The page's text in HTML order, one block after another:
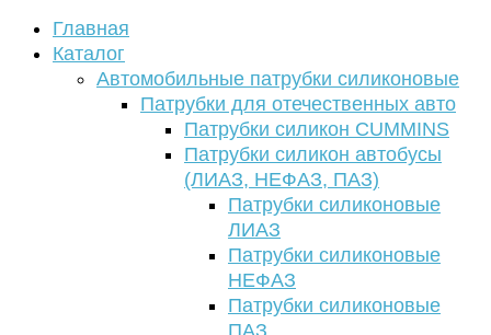
Главная
Каталог
Автомобильные патрубки силиконовые
Патрубки для отечественных авто
Патрубки силикон CUMMINS
Патрубки силикон автобусы
(ЛИАЗ, НЕФАЗ, ПАЗ)
Патрубки силиконовые
ЛИАЗ
Патрубки силиконовые
НЕФАЗ
Патрубки силиконовые
ПАЗ